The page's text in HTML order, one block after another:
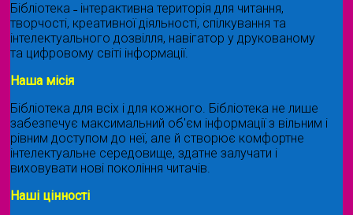
Бібліотека ˗ інтерактивна територія для читання,
творчості, креативної діяльності, спілкування та
інтелектуального дозвілля, навігатор у друкованому
та цифровому світі інформації.
Наша місія
Бібліотека для всіх і для кожного. Бібліотека не лише
забезпечує максимальний об'єм інформації з вільним і
рівним доступом до неї, але й створює комфортне
інтелектуальне середовище, здатне залучати і
виховувати нові покоління читачів.
Наші цінності